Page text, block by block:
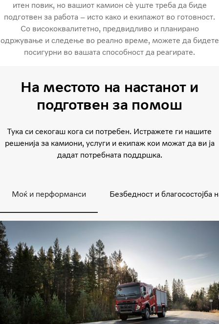
итен повик, но вашиот камион сè уште треба да биде
подготвен за работа – исто како и екипажот во готовност.
Со висококвалитетно, предвидливо и планирано
одржување и следење во реално време, можете да бидете
посигурни во вашата способност да реагирате.
На местото на настанот и
подготвен за помош
Тука си секогаш кога си потребен. Истражете ги нашите
решенија за камиони, услуги и екипаж кои можат да ви ја
дадат потребната поддршка.
Моќ и перформанси Безбедност и благосостојба